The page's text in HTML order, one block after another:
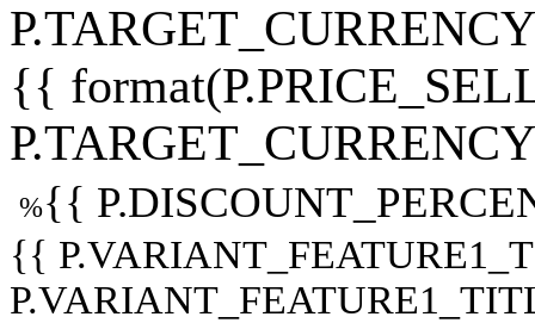
{{
%{{
{{